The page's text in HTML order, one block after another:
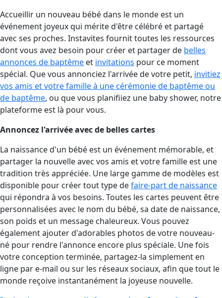
Accueillir un nouveau bébé dans le monde est un
événement joyeux qui mérite d'être célébré et partagé
avec ses proches. Instavites fournit toutes les ressources
dont vous avez besoin pour créer et partager de belles
annonces de baptême et invitations pour ce moment
spécial. Que vous annonciez l'arrivée de votre petit, invitiez
vos amis et votre famille à une cérémonie de baptême ou
de baptême, ou que vous planifiiez une baby shower, notre
plateforme est là pour vous.
Annoncez l'arrivée avec de belles cartes
La naissance d'un bébé est un événement mémorable, et
partager la nouvelle avec vos amis et votre famille est une
tradition très appréciée. Une large gamme de modèles est
disponible pour créer tout type defaire-part de naissance
qui répondra à vos besoins. Toutes les cartes peuvent être
personnalisées avec le nom du bébé, sa date de naissance,
son poids et un message chaleureux. Vous pouvez
également ajouter d'adorables photos de votre nouveau-
né pour rendre l'annonce encore plus spéciale. Une fois
votre conception terminée, partagez-la simplement en
ligne par e-mail ou sur les réseaux sociaux, afin que tout le
monde reçoive instantanément la joyeuse nouvelle.